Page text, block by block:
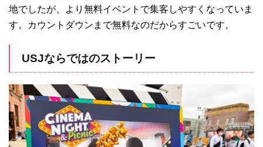
地でしたが、より無料イベントで集客しやすくなっていま
す。カウントダウンまで無料なのだからすごいです。
USJならではのストーリー